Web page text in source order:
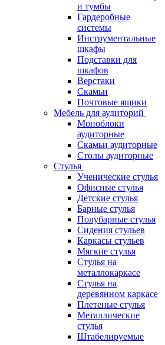
и тумбы
Гардеробные
системы
Инструментальные
шкафы
Подставки для
шкафов
Верстаки
Скамьи
Почтовые ящики
Мебель для аудиторий
Моноблоки
аудиторные
Скамьи аудиторные
Столы аудиторные
Стулья
Ученические стулья
Офисные стулья
Детские стулья
Барные стулья
Полубарные стулья
Сидения стульев
Каркасы стульев
Мягкие стулья
Стулья на
металлокаркасе
Стулья на
деревянном каркасе
Плетеные стулья
Металлические
стулья
Штабелируемые